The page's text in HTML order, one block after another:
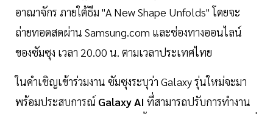
อาณาจักร ภายใต้ธีม "A New Shape Unfolds" โดยจะ
ถ่ายทอดสดผ่าน Samsung.com และช่องทางออนไลน์
ของซัมซุง เวลา 20.00 น. ตามเวลาประเทศไทย
ในคำเชิญเข้าร่วมงาน ซัมซุงระบุว่า Galaxy รุ่นใหม่จะมา
พร้อมประสบการณ์ Galaxy AI ที่สามารถปรับการทำงาน